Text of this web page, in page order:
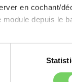
en cochant/
depuis le
Behring